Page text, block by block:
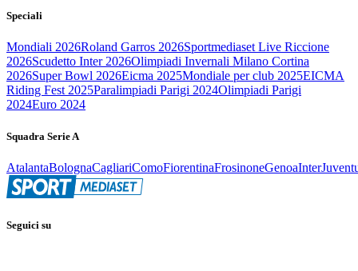
Speciali
Mondiali 2026Roland Garros 2026Sportmediaset Live Riccione
2026Scudetto Inter 2026Olimpiadi Invernali Milano Cortina
2026Super Bowl 2026Eicma 2025Mondiale per club 2025EICMA
Riding Fest 2025Paralimpiadi Parigi 2024Olimpiadi Parigi
2024Euro 2024
Squadra Serie A
AtalantaBolognaCagliariComoFiorentinaFrosinoneGenoaInter
Seguici su